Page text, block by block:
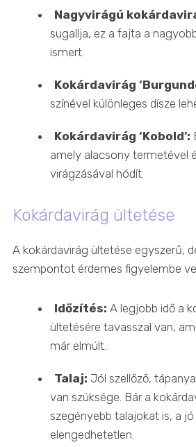
Nagyvirágú
sugallja, ez a fajta a
ismert.
Kokárdavirág
színével különleges dísze
Kokárdavirág ‘Kobold’:
amely alacsony termetével
virágzásával hódít.
Kokárdavirág ültetése
A kokárdavirág ültetése egyszerű,
szempontot érdemes figyelembe
Időzítés: A legjobb idő a
ültetésére tavasszal van,
már elmúlt.
Talaj: Jól szellőző,
van szüksége. Bár a
szegényebb talajokat is, a
elengedhetetlen.